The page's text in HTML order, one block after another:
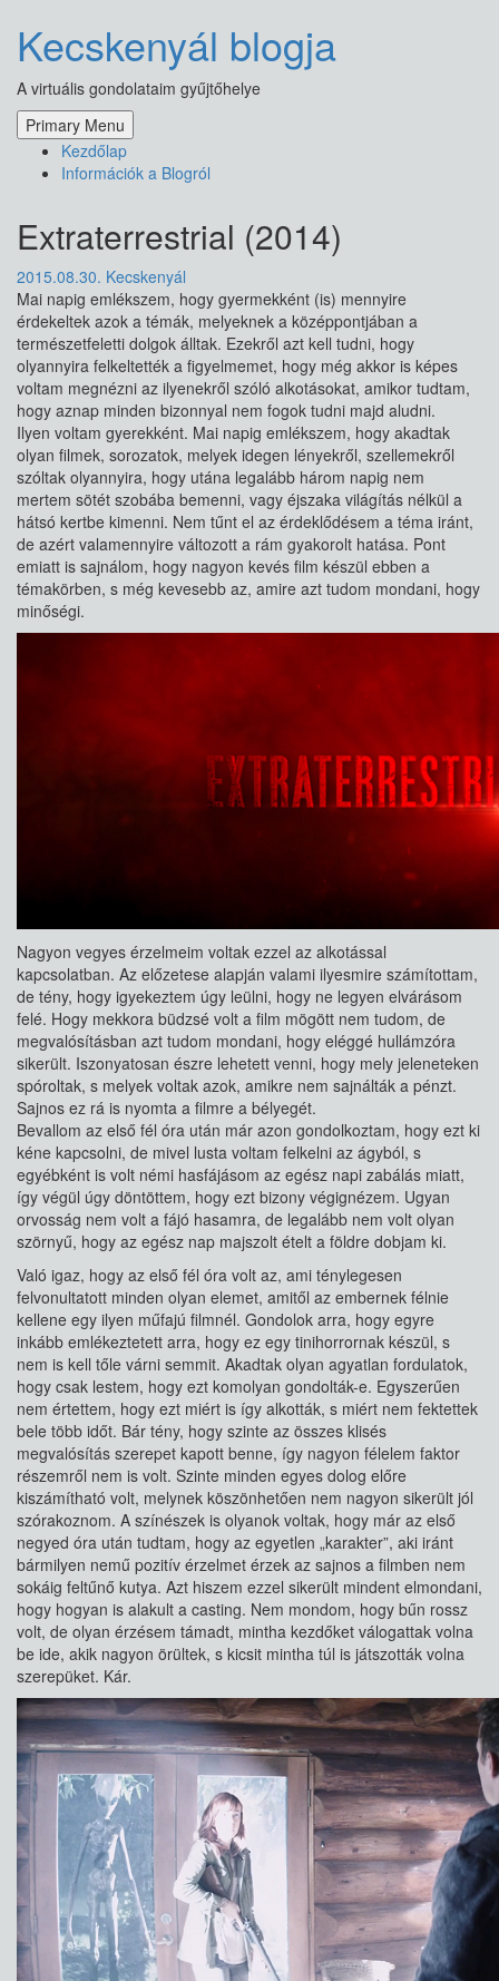
content
Kecskenyál blogja
A virtuális gondolataim gyűjtőhelye
Primary Menu
Kezdőlap
Információk a Blogról
Extraterrestrial (2014)
2015.08.30. Kecskenyál
Mai napig emlékszem, hogy gyermekként (is) mennyire
érdekeltek azok a témák, melyeknek a középpontjában a
természetfeletti dolgok álltak. Ezekről azt kell tudni, hogy
olyannyira felkeltették a figyelmemet, hogy még akkor is képes
voltam megnézni az ilyenekről szóló alkotásokat, amikor tudtam,
hogy aznap minden bizonnyal nem fogok tudni majd aludni.
Ilyen voltam gyerekként. Mai napig emlékszem, hogy akadtak
olyan filmek, sorozatok, melyek idegen lényekről, szellemekről
szóltak olyannyira, hogy utána legalább három napig nem
mertem sötét szobába bemenni, vagy éjszaka világítás nélkül a
hátsó kertbe kimenni. Nem tűnt el az érdeklődésem a téma iránt,
de azért valamennyire változott a rám gyakorolt hatása. Pont
emiatt is sajnálom, hogy nagyon kevés film készül ebben a
témakörben, s még kevesebb az, amire azt tudom mondani, hogy
minőségi.
Nagyon vegyes érzelmeim voltak ezzel az alkotással
kapcsolatban. Az előzetese alapján valami ilyesmire számítottam,
de tény, hogy igyekeztem úgy leülni, hogy ne legyen elvárásom
felé. Hogy mekkora büdzsé volt a film mögött nem tudom, de
megvalósításban azt tudom mondani, hogy eléggé hullámzóra
sikerült. Iszonyatosan észre lehetett venni, hogy mely jeleneteken
spóroltak, s melyek voltak azok, amikre nem sajnálták a pénzt.
Sajnos ez rá is nyomta a filmre a bélyegét.
Bevallom az első fél óra után már azon gondolkoztam, hogy ezt ki
kéne kapcsolni, de mivel lusta voltam felkelni az ágyból, s
egyébként is volt némi hasfájásom az egész napi zabálás miatt,
így végül úgy döntöttem, hogy ezt bizony végignézem. Ugyan
orvosság nem volt a fájó hasamra, de legalább nem volt olyan
szörnyű, hogy az egész nap majszolt ételt a földre dobjam ki.
Való igaz, hogy az első fél óra volt az, ami ténylegesen
felvonultatott minden olyan elemet, amitől az embernek félnie
kellene egy ilyen műfajú filmnél. Gondolok arra, hogy egyre
inkább emlékeztetett arra, hogy ez egy tinihorrornak készül, s
nem is kell tőle várni semmit. Akadtak olyan agyatlan fordulatok,
hogy csak lestem, hogy ezt komolyan gondolták-e. Egyszerűen
nem értettem, hogy ezt miért is így alkották, s miért nem fektettek
bele több időt. Bár tény, hogy szinte az összes klisés
megvalósítás szerepet kapott benne, így nagyon félelem faktor
részemről nem is volt. Szinte minden egyes dolog előre
kiszámítható volt, melynek köszönhetően nem nagyon sikerült jól
szórakoznom. A színészek is olyanok voltak, hogy már az első
negyed óra után tudtam, hogy az egyetlen „karakter”, aki iránt
bármilyen nemű pozitív érzelmet érzek az sajnos a filmben nem
sokáig feltűnő kutya. Azt hiszem ezzel sikerült mindent elmondani,
hogy hogyan is alakult a casting. Nem mondom, hogy bűn rossz
volt, de olyan érzésem támadt, mintha kezdőket válogattak volna
be ide, akik nagyon örültek, s kicsit mintha túl is játszották volna
szerepüket. Kár.